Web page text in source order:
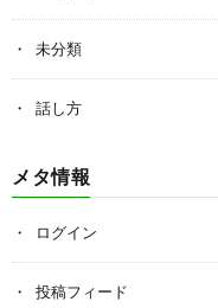
未分類
話し方
メタ情報
ログイン
投稿フィード